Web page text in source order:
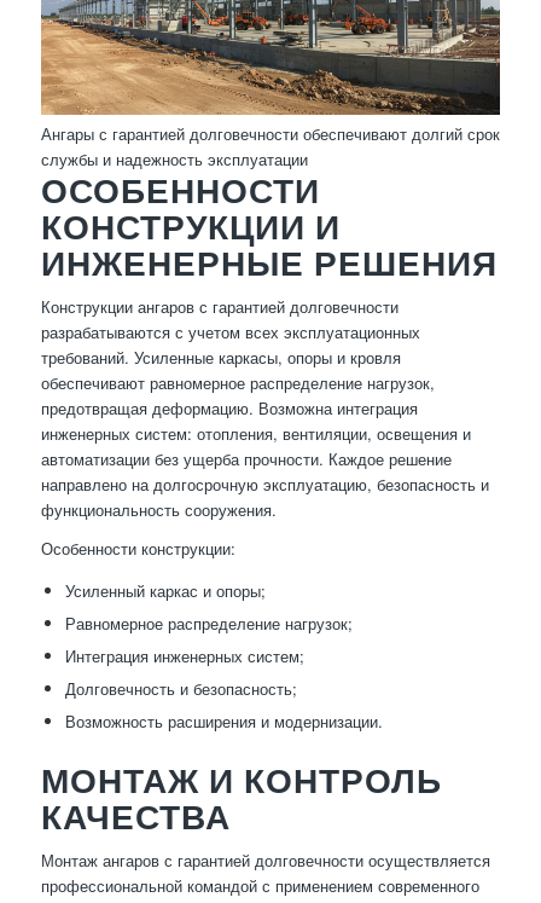
Ангары с гарантией долговечности обеспечивают долгий срок
службы и надежность эксплуатации
ОСОБЕННОСТИ
КОНСТРУКЦИИ И
ИНЖЕНЕРНЫЕ РЕШЕНИЯ
Конструкции ангаров с гарантией долговечности
разрабатываются с учетом всех эксплуатационных
требований. Усиленные каркасы, опоры и кровля
обеспечивают равномерное распределение нагрузок,
предотвращая деформацию. Возможна интеграция
инженерных систем: отопления, вентиляции, освещения и
автоматизации без ущерба прочности. Каждое решение
направлено на долгосрочную эксплуатацию, безопасность и
функциональность сооружения.
Особенности конструкции:
Усиленный каркас и опоры;
Равномерное распределение нагрузок;
Интеграция инженерных систем;
Долговечность и безопасность;
Возможность расширения и модернизации.
МОНТАЖ И КОНТРОЛЬ
КАЧЕСТВА
Монтаж ангаров с гарантией долговечности осуществляется
профессиональной командой с применением современного